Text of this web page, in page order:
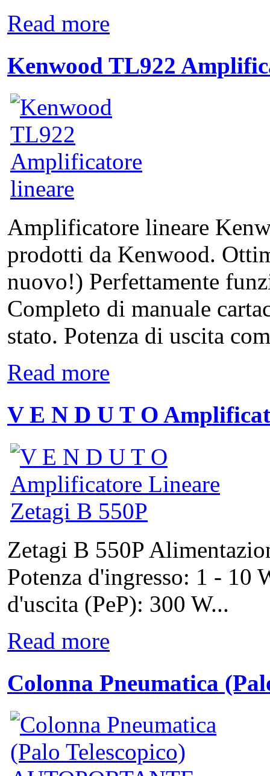
Read more
Kenwood TL922
Amplificatore lineare
prodotti da Kenwood.
nuovo!) Perfettamente
Completo di manuale
stato. Potenza di uscita
Read more
V E N D U T O
Zetagi B 550P
Potenza d'ingresso: 1 - 10
d'uscita (PeP): 300 W...
Read more
Colonna Pneumatica